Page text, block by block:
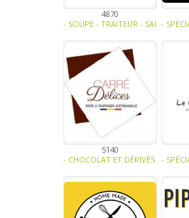
4870
- SOUPE - TRAITEUR - SAUCE-
-
5140
- CHOCOLAT ET DÉRIVÉS - -